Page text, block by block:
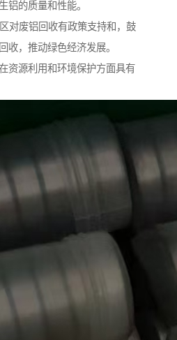
铝的质量和性能。
对废铝回收有政策支持和，鼓
收，推动绿色经济发展。
资源利用和环境保护方面具有